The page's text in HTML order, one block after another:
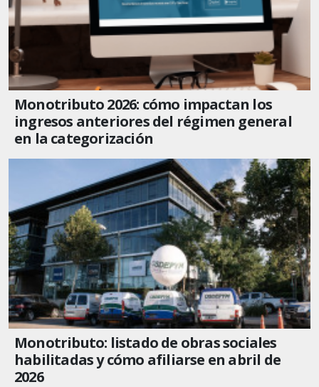
Monotributo 2026: cómo impactan los
ingresos anteriores del régimen general
en la categorización
Monotributo: listado de obras sociales
habilitadas y cómo afiliarse en abril de
2026